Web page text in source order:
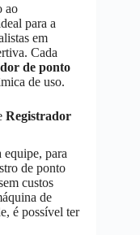
ao
para a
em
Cada
de ponto
de uso.
Registrador
para
de ponto
custos
de
é possível ter